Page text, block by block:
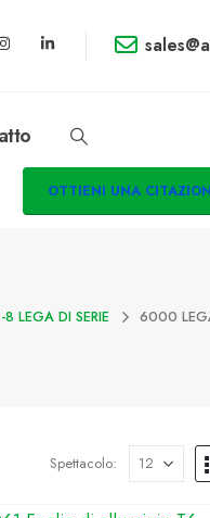
OTTIENI UNA
8 LEGA DI SERIE 6000
Spettacolo: